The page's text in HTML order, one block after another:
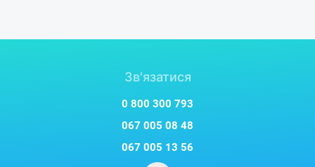
Зв'язатися
0 800 300 793
067 005 08 48
067 005 13 56